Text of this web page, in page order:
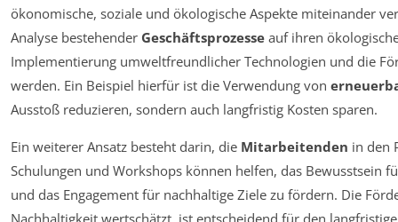
ökonomische, soziale und ökologische Aspekte miteinander
Analyse bestehender Geschäftsprozesse auf ihren
Implementierung umweltfreundlicher Technologien und die
werden. Ein Beispiel hierfür ist die Verwendung von
Ausstoß reduzieren, sondern auch langfristig Kosten sparen.
Ein weiterer Ansatz besteht darin, die Mitarbeitenden in den
Schulungen und Workshops können helfen, das Bewusstsein
und das Engagement für nachhaltige Ziele zu fördern. Die